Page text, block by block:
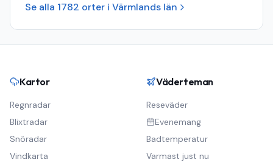
Se alla 1782 orter i Värmlands län
Kartor
Regnradar
Blixtradar
Snöradar
Vindkarta
Väderteman
Reseväder
Evenemang
Badtemperatur
Varmast just nu